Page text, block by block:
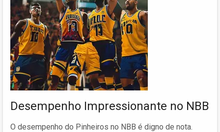
Desempenho Impressionante no NBB
O desempenho do Pinheiros no NBB é digno de nota.